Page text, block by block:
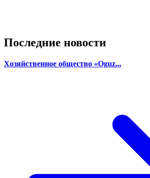
Последние новости
Хозяйственное общество «Oguz...